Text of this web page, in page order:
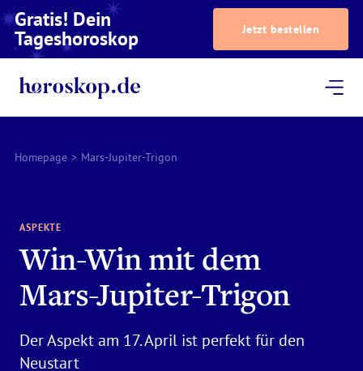
Gratis! Dein
Tageshoroskop Jetzt bestellen
Homepage > Mars-Jupiter-Trigon
ASPEKTE
Win-Win mit dem
Mars-Jupiter-Trigon
Der Aspekt am 17. April ist perfekt für den
Neustart